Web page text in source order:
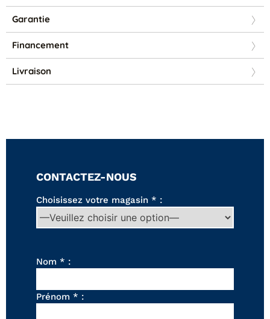
Canapés droits
Canapés relax
Fauteuils de relaxation D-Stress
PAR TAILLE
Poufs
CANAPÉS
Tous les produits
Garantie
Financement
Livraison
CONTACTEZ-NOUS
Choisissez votre magasin * :
Nom * :
Prénom * :